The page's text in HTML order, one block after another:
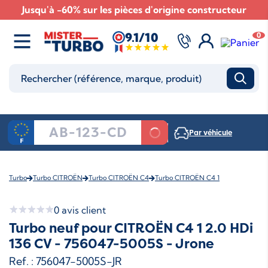
Jusqu'à -60% sur les pièces d'origine constructeur
9.1/10 0
Par véhicule
Turbo Turbo CITROËN Turbo CITROËN C4 Turbo CITROËN C4 1
0 avis client
Turbo neuf pour CITROËN C4 1 2.0 HDi
136 CV - 756047-5005S - Jrone
Ref. : 756047-5005S-JR